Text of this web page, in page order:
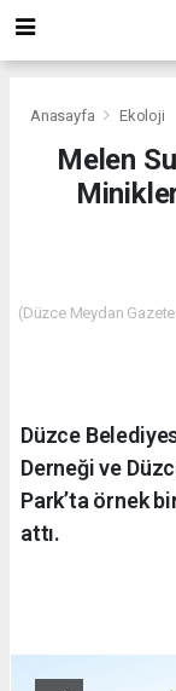
Anasayfa Ekoloji
Melen
(Düzce Meydan
Düzce
Derneği ve
Park’ta örnek
attı.